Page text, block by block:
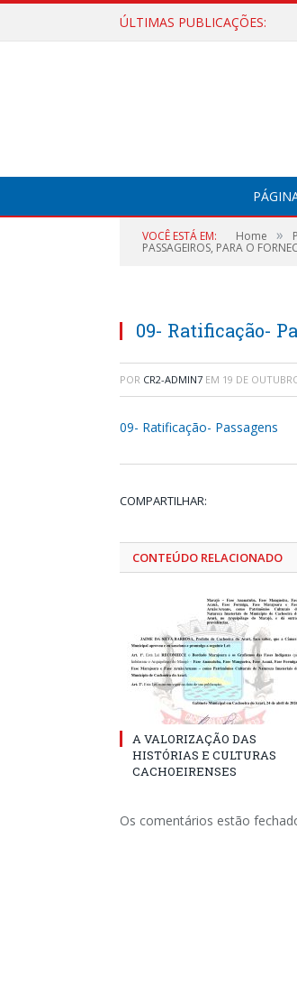
ÚLTIMAS PUBLICAÇÕES:
VOCÊ ESTÁ EM: Home »
PASSAGEIROS, PARA O
09- Ratificação-
POR CR2-ADMIN7 EM 19 DE
09- Ratificação- Passagens
COMPARTILHAR:
CONTEÚDO RELACIONADO
A VALORIZAÇÃO DAS
HISTÓRIAS E CULTURAS
CACHOEIRENSES
Os comentários estão